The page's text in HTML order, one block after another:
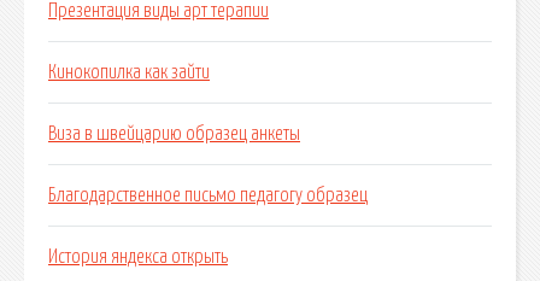
Презентация виды арт терапии
Кинокопилка как зайти
Виза в швейцарию образец анкеты
Благодарственное письмо педагогу образец
История яндекса открыть